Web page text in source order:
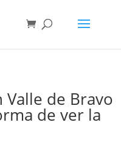
Valle de Bravo
de ver la